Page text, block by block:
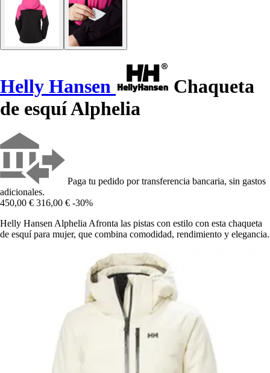
Helly Hansen
Chaqueta
de esquí Alphelia
Paga tu pedido por transferencia bancaria, sin gastos
adicionales.
450,00 € 316,00 € -30%
Helly Hansen Alphelia Afronta las pistas con estilo con esta chaqueta
de esquí para mujer, que combina comodidad, rendimiento y elegancia.